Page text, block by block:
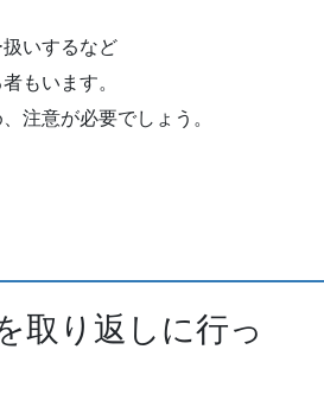
いするなど
もいます。
注意が必要でしょう。
取り返しに行っ